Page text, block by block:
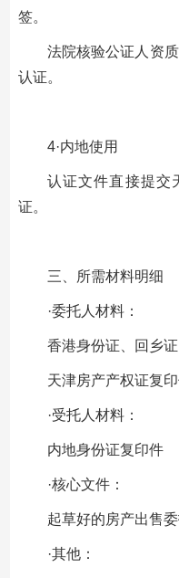
签。
法院核验公证人资
认证。
4·内地使用
认证文件直接提交
证。
三、所需材料明细
·委托人材料：
香港身份证、回乡
天津房产产权证复
·受托人材料：
内地身份证复印件
·核心文件：
起草好的房产出售
·其他：